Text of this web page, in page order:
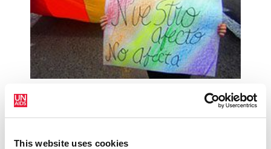
This website uses cookies
basées sur l'orientation sexuelle et l'identité de